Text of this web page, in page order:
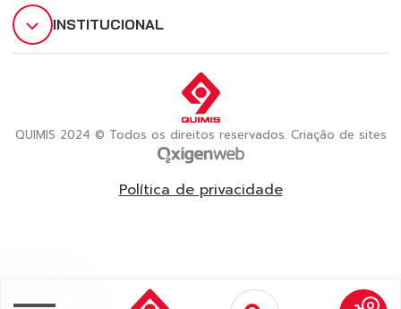
0
INSTITUCIONAL
QUIMIS 2024 © Todos os direitos reservados. Criação de sites
Política de privacidade